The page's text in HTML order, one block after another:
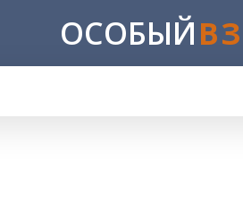
ОСОБЫЙ